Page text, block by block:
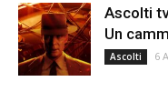
Ascolti
Un
Ascolti 6